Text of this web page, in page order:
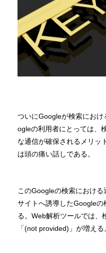
ついにGoogleが検索にお
ogleの利用者にとっては、
な通信が確保されるメリッ
は頭の痛い話しである。
このGoogleの検索におけ
サイトへ誘導したGoogle
る。Web解析ツールでは、
「(not provided)」が増える